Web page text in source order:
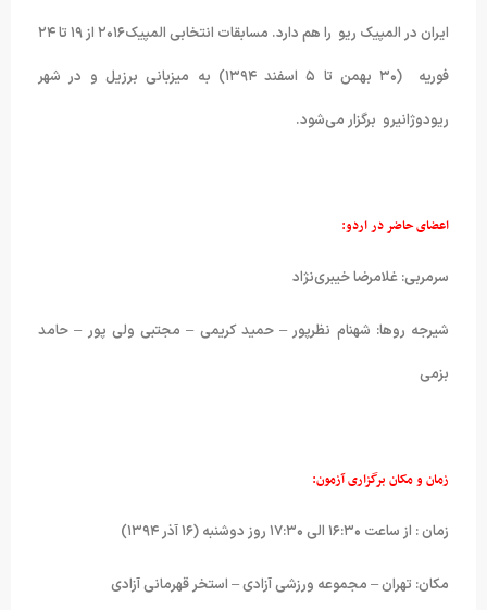
ایران در المپیک ریو را هم دارد. مسابقات انتخابی المپیک۲۰۱۶ از ۱۹ تا ۲۴
فوریه (۳۰ بهمن تا ۵ اسفند ۱۳۹۴) به میزبانی برزیل و در شهر
ریودوژانیرو برگزار می‌شود.
اعضای حاضر در اردو:
سرمربی: غلامرضا خیبری‌نژاد
شیرجه روها: شهنام نظرپور – حمید کریمی – مجتبی ولی پور – حامد
بزمی
زمان و مکان برگزاری آزمون:
زمان : از ساعت ۱۶:۳۰ الی ۱۷:۳۰ روز دوشنبه (۱۶ آذر ۱۳۹۴)
مکان: تهران – مجموعه ورزشی آزادی – استخر قهرمانی آزادی